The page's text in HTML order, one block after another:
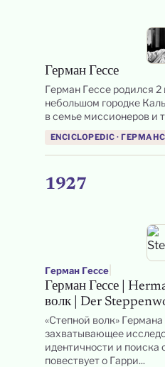
Герман Гессе
Герман Гессе родился
небольшом городке
в семье миссионеров и
ENCICLOPEDIC ·
1927
Герман Гессе|
Герман Гессе |
волк | Der
«Степной волк»
захватывающее
идентичности и поиска
повествует о Гарри...